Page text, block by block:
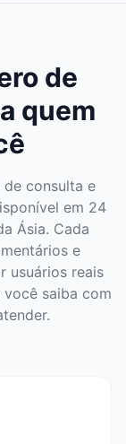
de
quem
consulta e
em 24
Ásia. Cada
e
usuários reais
saiba com